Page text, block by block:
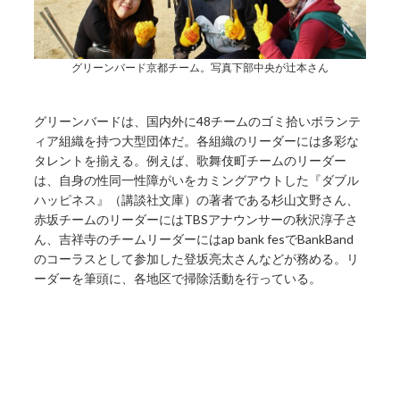
グリーンバード京都チーム。写真下部中央が辻本さん
グリーンバードは、国内外に48チームのゴミ拾いボランテ
ィア組織を持つ大型団体だ。各組織のリーダーには多彩な
タレントを揃える。例えば、歌舞伎町チームのリーダー
は、自身の性同一性障がいをカミングアウトした『ダブル
ハッピネス』（講談社文庫）の著者である杉山文野さん、
赤坂チームのリーダーにはTBSアナウンサーの秋沢淳子さ
ん、吉祥寺のチームリーダーにはap bank fesでBankBand
のコーラスとして参加した登坂亮太さんなどが務める。リ
ーダーを筆頭に、各地区で掃除活動を行っている。